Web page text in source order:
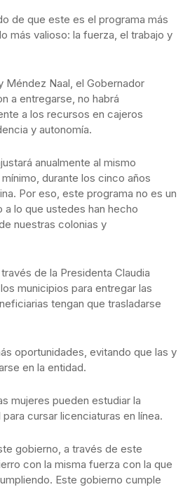
de que este es el programa más
más valioso: la fuerza, el trabajo y
Méndez Naal, el Gobernador
a entregarse, no habrá
a los recursos en cajeros
y autonomía.
anualmente al mismo
durante los cinco años
Por eso, este programa no es un
lo que ustedes han hecho
nuestras colonias y
de la Presidenta Claudia
municipios para entregar las
tengan que trasladarse
oportunidades, evitando que las y
en la entidad.
mujeres pueden estudiar la
cursar licenciaturas en línea.
gobierno, a través de este
con la misma fuerza con la que
Este gobierno cumple